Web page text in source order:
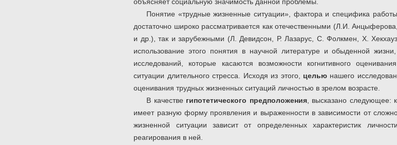
Понятие «трудные жизненные ситуации», фактора и специфика
достаточно широко рассматривается как отечественными (Л.И.
и др.), так и зарубежными (Л. Девидсон, Р. Лазарус, С. Фолкмен, Х.
использование этого понятия в научной литературе и обыденной
исследований, которые касаются возможности когнитивного
ситуации длительного стресса. Исходя из этого, целью нашего
оценивания трудных жизненных ситуаций личностью в зрелом возрасте.
В качестве гипотетического предположения, высказано следующее:
имеет разную форму проявления и выраженности в зависимости от
жизненной ситуации зависит от определенных характеристик
реагирования в ней.